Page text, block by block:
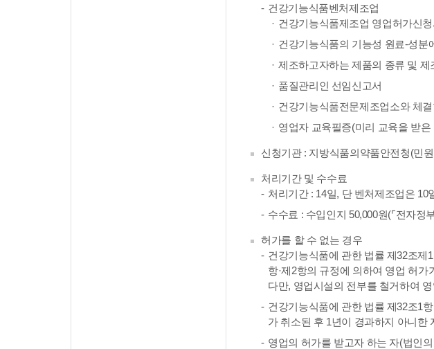
건강기능식품벤처제조업
건강기능식품제조업 영업허가신청
건강기능식품의 기능성 원료-성분
제조하고자하는 제품의 종류 및 제
품질관리인 선임신고서
건강기능식품전문제조업소와 체
영업자 교육필증(미리 교육을 받은
신청기관 : 지방식품의약품안전청(민
처리기간 및 수수료
처리기간 : 14일, 단 벤처제조업은 10
수수료 : 수입인지 50,000원(⌜전자정
허가를 할 수 없는 경우
건강기능식품에 관한 법률 제32조제
항·제2항의 규정에 의하여 영업 허
다만, 영업시설의 전부를 철거하여
건강기능식품에 관한 법률 제32조1
가 취소된 후 1년이 경과하지 아니한
영업의 허가를 받고자 하는 자(법인